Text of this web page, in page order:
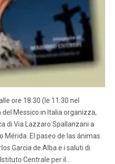
ore 18:30 (le 11:30 nel
Messico in Italia organizza,
di Via Lazzaro Spallanzani a
Mérida. El paseo de las ánimas.
Garcia de Alba e i saluti di
Centrale per il…